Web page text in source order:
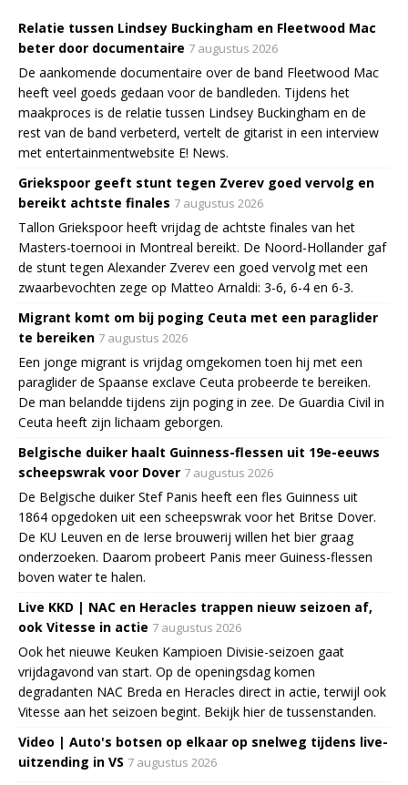
Relatie tussen Lindsey Buckingham en Fleetwood Mac
beter door documentaire 7 augustus 2026
De aankomende documentaire over de band Fleetwood Mac
heeft veel goeds gedaan voor de bandleden. Tijdens het
maakproces is de relatie tussen Lindsey Buckingham en de
rest van de band verbeterd, vertelt de gitarist in een interview
met entertainmentwebsite E! News.
Griekspoor geeft stunt tegen Zverev goed vervolg en
bereikt achtste finales 7 augustus 2026
Tallon Griekspoor heeft vrijdag de achtste finales van het
Masters-toernooi in Montreal bereikt. De Noord-Hollander gaf
de stunt tegen Alexander Zverev een goed vervolg met een
zwaarbevochten zege op Matteo Arnaldi: 3-6, 6-4 en 6-3.
Migrant komt om bij poging Ceuta met een paraglider
te bereiken 7 augustus 2026
Een jonge migrant is vrijdag omgekomen toen hij met een
paraglider de Spaanse exclave Ceuta probeerde te bereiken.
De man belandde tijdens zijn poging in zee. De Guardia Civil in
Ceuta heeft zijn lichaam geborgen.
Belgische duiker haalt Guinness-flessen uit 19e-eeuws
scheepswrak voor Dover 7 augustus 2026
De Belgische duiker Stef Panis heeft een fles Guinness uit
1864 opgedoken uit een scheepswrak voor het Britse Dover.
De KU Leuven en de Ierse brouwerij willen het bier graag
onderzoeken. Daarom probeert Panis meer Guiness-flessen
boven water te halen.
Live KKD | NAC en Heracles trappen nieuw seizoen af,
ook Vitesse in actie 7 augustus 2026
Ook het nieuwe Keuken Kampioen Divisie-seizoen gaat
vrijdagavond van start. Op de openingsdag komen
degradanten NAC Breda en Heracles direct in actie, terwijl ook
Vitesse aan het seizoen begint. Bekijk hier de tussenstanden.
Video | Auto's botsen op elkaar op snelweg tijdens live-
uitzending in VS 7 augustus 2026